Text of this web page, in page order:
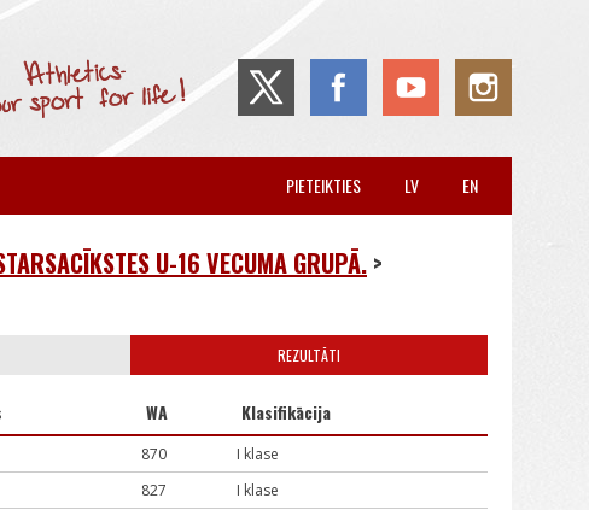
EN
LV
PIETEIKTIES
U-16 VECUMA GRUPĀ. >
REZULTĀTI
WA Klasifikācija
870
I klase
827
I klase